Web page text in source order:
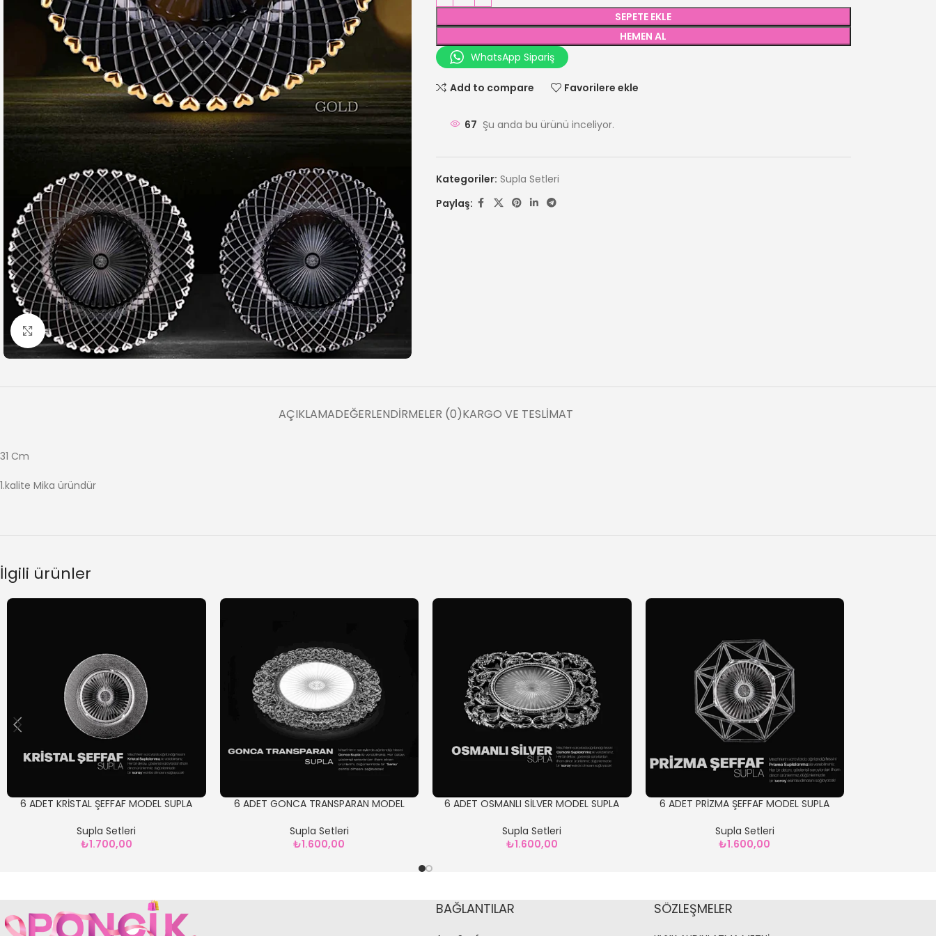
Büyütmek için tıklayın
SEPETE EKLE
HEMEN AL
WhatsApp Sipariş
Add to compare Favorilere ekle
67 Şu anda bu ürünü inceliyor.
Kategoriler: Supla Setleri
Paylaş:
AÇIKLAMADEĞERLENDIRMELER (0)KARGO VE TESLIMAT
31 Cm
1.kalite Mika üründür
İlgili ürünler
6 ADET KRİSTAL ŞEFFAF MODEL SUPLA
Supla Setleri
₺1.700,00
6 ADET GONCA TRANSPARAN MODEL
Supla Setleri
₺1.600,00
6 ADET OSMANLI SİLVER MODEL SUPLA
Supla Setleri
₺1.600,00
6 ADET PRİZMA ŞEFFAF MODEL SUPLA
Supla Setleri
₺1.600,00
BAĞLANTILAR SÖZLEŞMELER